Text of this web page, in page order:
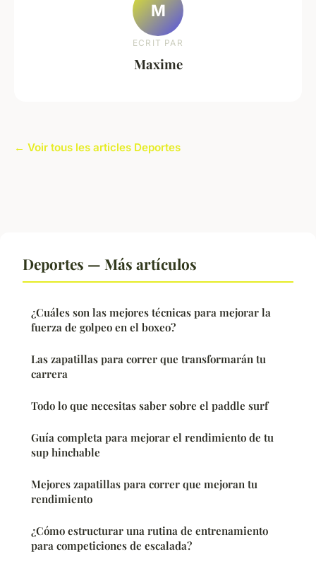
M
ECRIT PAR
Maxime
← Voir tous les articles Deportes
Deportes — Más artículos
¿Cuáles son las mejores técnicas para mejorar la
fuerza de golpeo en el boxeo?
Las zapatillas para correr que transformarán tu
carrera
Todo lo que necesitas saber sobre el paddle surf
Guía completa para mejorar el rendimiento de tu
sup hinchable
Mejores zapatillas para correr que mejoran tu
rendimiento
¿Cómo estructurar una rutina de entrenamiento
para competiciones de escalada?